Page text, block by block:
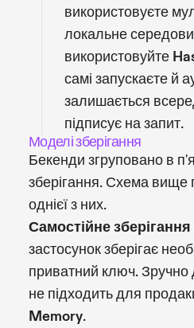
використовуєте
локальне
використовуйте
самі запускаєте й
залишається
підписує на запит.
Моделі зберігання
Бекенди згруповано в
зберігання. Схема вище
однієї з них.
Самостійне зберігання
застосунок зберігає
приватний ключ. Зручно
не підходить для
Memory.